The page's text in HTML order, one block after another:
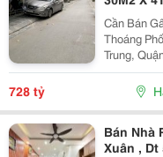
2 Mặt
Cần Bán
Thoáng
Trung, Quận
Tránh
Nhất
728 tỷ
Bán Nhà
Xuân , Dt